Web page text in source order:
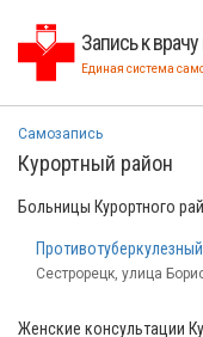
Запись к
Единая система
Самозапись
Курортный район
Больницы Курортного
Сестрорецк, улица
Женские консультации